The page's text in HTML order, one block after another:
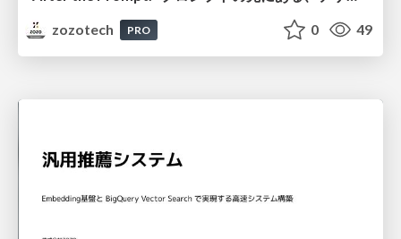
zozotech
PRO 0 49